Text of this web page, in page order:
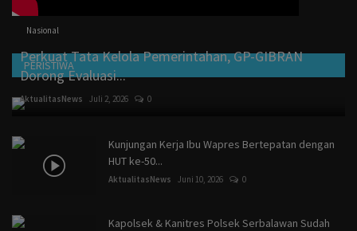
PERISTIWA
Nasional
Perkuat Tata Kelola Pemerintahan, GP-GIBRAN
Dorong Evaluasi...
AktualitasNews Juli 2, 2026 0
Kunjungan Kerja Ibu Wapres Bertepatan dengan
HUT ke-50...
AktualitasNews Juni 10, 2026 0
Kapolsek & Kanitres Polsek Serbalawan Sudah